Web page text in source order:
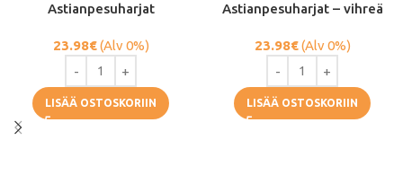
Astianpesuharjat
23.98€(Alv 0%)
LISÄÄ OSTOSKORIIN
Astianpesuharjat – vihreä
23.98€(Alv 0%)
LISÄÄ OSTOSKORIIN